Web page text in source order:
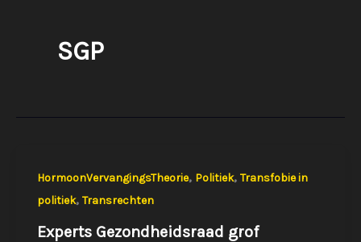
SGP
HormoonVervangingsTheorie, Politiek, Transfobie in
politiek, Transrechten
Experts Gezondheidsraad grof